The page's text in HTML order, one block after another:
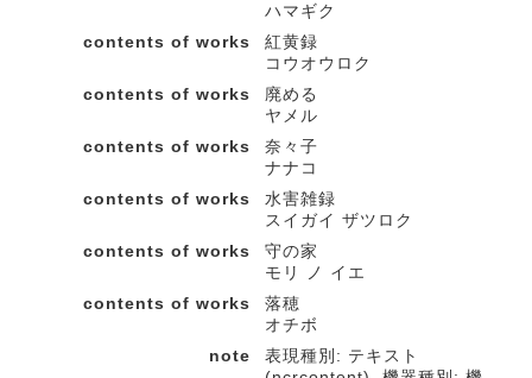
ハマギク
contents of works
紅黄録
コウオウロク
contents of works
廃める
ヤメル
contents of works
奈々子
ナナコ
contents of works
水害雑録
スイガイ ザツロク
contents of works
守の家
モリ ノ イエ
contents of works
落穂
オチボ
note
表現種別: テキスト